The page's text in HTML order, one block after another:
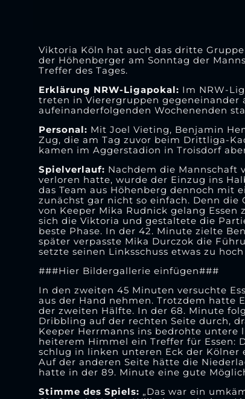
Viktoria Köln hat auch das dritte
der Höhenberger am Sonntag der
Treffer des Tages.
Erklärung NRW-Ligapokal: Im NRW-
treten in Vierergruppen gegeneinander
aufeinanderfolgenden Wochenenden
Personal: Mit Joel Vieting, Benjamin
Zug, die am Tag zuvor beim Drittliga-
kamen im Aggerstadion in Troisdorf
Spielverlauf: Nachdem die Mannschaft
verloren hatte, wurde der Einzug ins
das Team aus Höhenberg dennoch mit
zunächst gar nicht so einfach. Denn
von Keeper Mika Rudnick gelang
sich die Viktoria und gestaltete die
beste Phase. In der 42. Minute zielte
später verpasste Mika Durczok die
setzte seinen Linksschuss etwas zu
###Hier Bildergallerie einfügen###
In den zweiten 45 Minuten versuchte
aus der Hand nehmen. Trotzdem hatte
der zweiten Hälfte. In der 68. Minute
Dribbling auf der rechten Seite durch,
Keeper Herrmanns ins bedrohte
heiterem Himmel ein Treffer für Essen:
schlug in linken unteren Eck der Kölner
Auf der anderen Seite hätte die
hatte in der 89. Minute eine gute
Stimme des Spiels: „Das war ein